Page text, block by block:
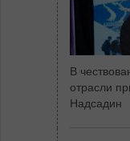
В
отрасли
Надсадин